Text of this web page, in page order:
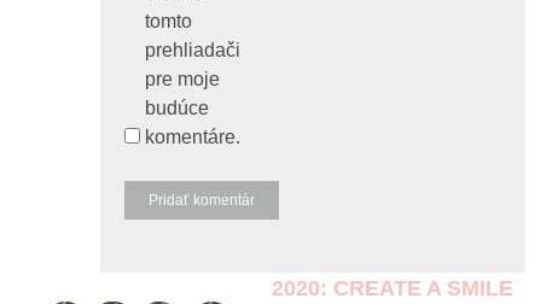
tomto
prehliadači
pre moje
budúce
komentáre.
2020: CREATE A SMILE